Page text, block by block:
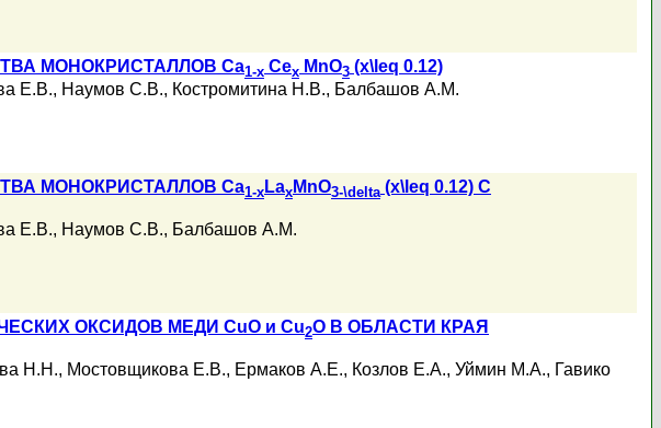
МОНОКРИСТАЛЛОВ Ca1-x Cex MnO3 (x\leq 0.12)
Е.В., Наумов С.В., Костромитина Н.В., Балбашов А.М.
МОНОКРИСТАЛЛОВ Ca1-x Lax MnO3-\delta (x\leq 0.12) С
Е.В., Наумов С.В., Балбашов А.М.
ОКСИДОВ МЕДИ CuO и Cu2O В ОБЛАСТИ КРАЯ
Н.Н., Мостовщикова Е.В., Ермаков А.Е., Козлов Е.А., Уймин М.А., Гавико